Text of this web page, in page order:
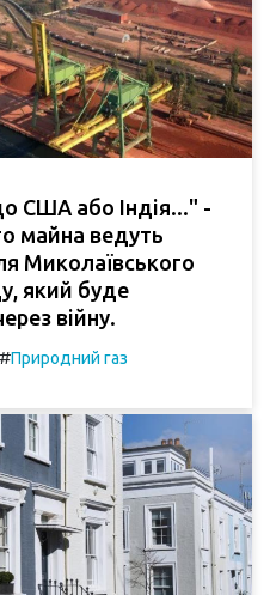
США або Індія..." -
майна ведуть
Миколаївського
який буде
війну.
#Природний газ